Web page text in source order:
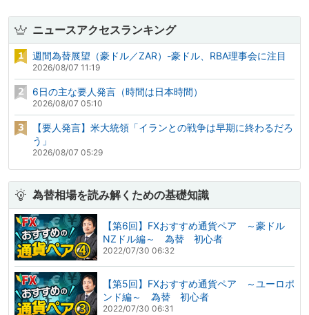
ニュースアクセスランキング
週間為替展望（豪ドル／ZAR）-豪ドル、RBA理事会に注目
2026/08/07 11:19
6日の主な要人発言（時間は日本時間）
2026/08/07 05:10
【要人発言】米大統領「イランとの戦争は早期に終わるだろ
う」
2026/08/07 05:29
為替相場を読み解くための基礎知識
【第6回】FXおすすめ通貨ペア ～豪ドル
NZドル編～ 為替 初心者
2022/07/30 06:32
【第5回】FXおすすめ通貨ペア ～ユーロポ
ンド編～ 為替 初心者
2022/07/30 06:31